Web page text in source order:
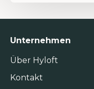
Unternehmen
Über Hyloft
Kontakt